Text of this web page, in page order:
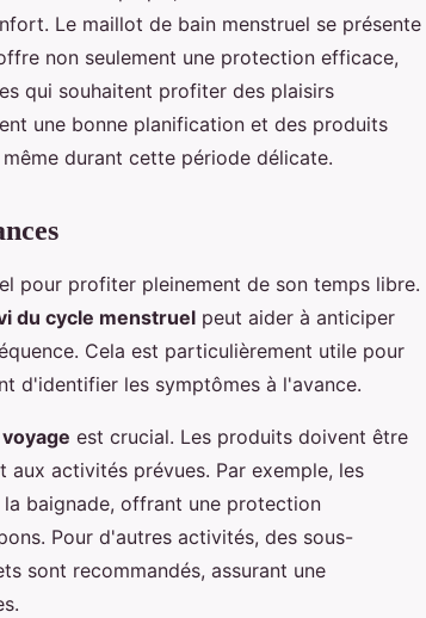
Le maillot de bain menstruel se présente
non seulement une protection efficace,
qui souhaitent profiter des plaisirs
une bonne planification et des produits
durant cette période délicate.
pour profiter pleinement de son temps libre.
du cycle menstruel peut aider à anticiper
Cela est particulièrement utile pour
d'identifier les symptômes à l'avance.
est crucial. Les produits doivent être
activités prévues. Par exemple, les
baignade, offrant une protection
Pour d'autres activités, des sous-
sont recommandés, assurant une